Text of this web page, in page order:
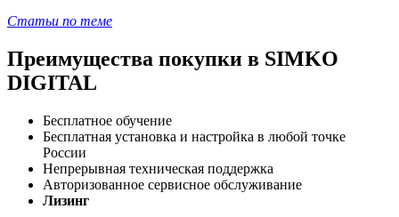
Статьи по теме
Преимущества покупки в SIMKO
DIGITAL
Бесплатное обучение
Бесплатная установка и настройка в любой точке
России
Непрерывная техническая поддержка
Авторизованное сервисное обслуживание
Лизинг